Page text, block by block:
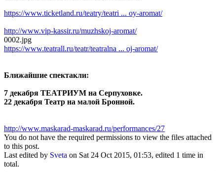
https://www.ticketland.ru/teatry/teatri ... oy-aromat/
http://www.vip-kassir.ru/muzhskoj-aromat/
0002.jpg
https://www.teatrall.ru/teatr/teatralna ... oj-aromat/
Ближайшие спектакли:
7 декабря ТЕАТРИУМ на Серпуховке.
22 декабря Театр на малой Бронной.
http://www.maskarad-maskarad.ru/performances/27
You do not have the required permissions to view the files attached
to this post.
Last edited by Sveta on Sat 24 Oct 2015, 01:53, edited 1 time in
total.